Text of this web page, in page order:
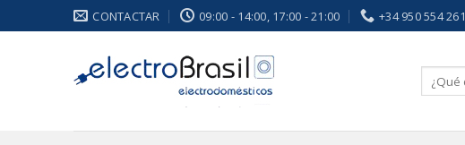
al
CONTACTAR 09:00 - 14:00, 17:00 - 21:00 +34 950 554 261
Buscar
por: